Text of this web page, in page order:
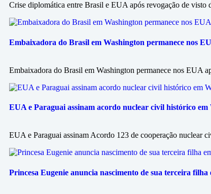
Crise diplomática entre Brasil e EUA após revogação de
Embaixadora do Brasil em Washington permanece nos
Embaixadora do Brasil em Washington permanece nos EUA
EUA e Paraguai assinam acordo nuclear civil histórico
EUA e Paraguai assinam Acordo 123 de cooperação nuclear
Princesa Eugenie anuncia nascimento de sua terceira